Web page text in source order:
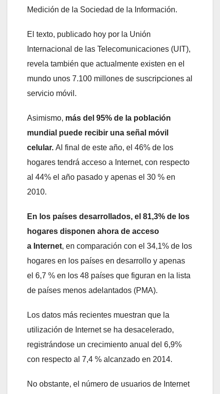
Medición de la Sociedad de la Información.
El texto, publicado hoy por la Unión
Internacional de las Telecomunicaciones (UIT),
revela también que actualmente existen en el
mundo unos 7.100 millones de suscripciones al
servicio móvil.
Asimismo, más del 95% de la población
mundial puede recibir una señal móvil
celular. Al final de este año, el 46% de los
hogares tendrá acceso a Internet, con respecto
al 44% el año pasado y apenas el 30 % en
2010.
En los países desarrollados, el 81,3% de los
hogares disponen ahora de acceso
a Internet, en comparación con el 34,1% de los
hogares en los países en desarrollo y apenas
el 6,7 % en los 48 países que figuran en la lista
de países menos adelantados (PMA).
Los datos más recientes muestran que la
utilización de Internet se ha desacelerado,
registrándose un crecimiento anual del 6,9%
con respecto al 7,4 % alcanzado en 2014.
No obstante, el número de usuarios de Internet